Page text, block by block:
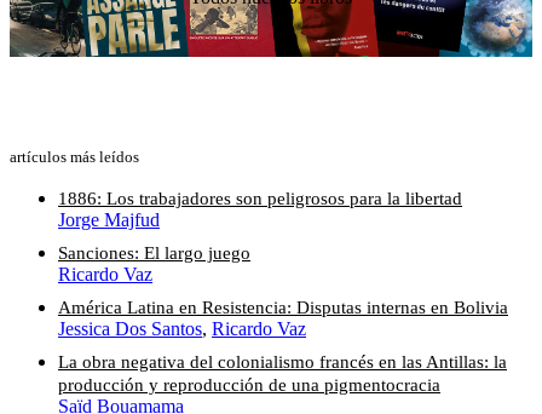
artículos más leídos
1886: Los trabajadores son peligrosos para la libertad
Jorge Majfud
Sanciones: El largo juego
Ricardo Vaz
América Latina en Resistencia: Disputas internas en Bolivia
Jessica Dos Santos, Ricardo Vaz
La obra negativa del colonialismo francés en las Antillas: la
producción y reproducción de una pigmentocracia
Saïd Bouamama